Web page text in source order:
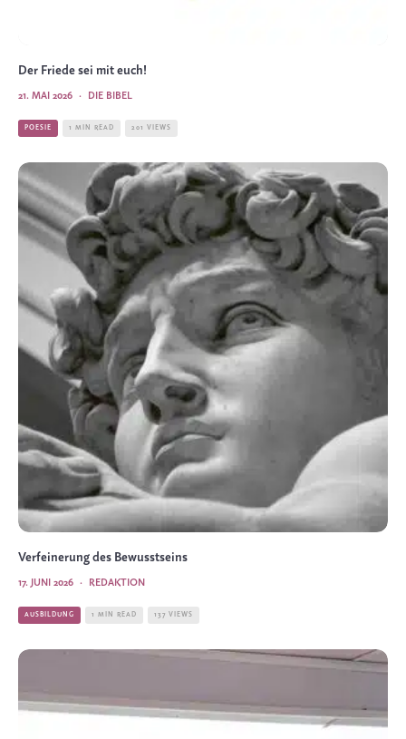
Der Friede sei mit euch!
DIE BIBEL
·
21. MAI 2026
POESIE 1 MIN READ 201 VIEWS
Verfeinerung des Bewusstseins
REDAKTION
·
17. JUNI 2026
AUSBILDUNG 1 MIN READ 137 VIEWS